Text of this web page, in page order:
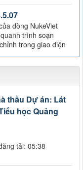
dòng NukeViet
trình soạn
trong giao diện
thầu Dự án: Lát
học Quảng
tải: 05:38